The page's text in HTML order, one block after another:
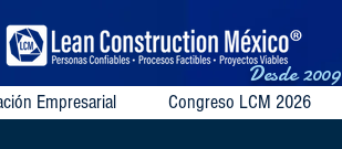
Desde 2009
Empresarial Congreso LCM 2026